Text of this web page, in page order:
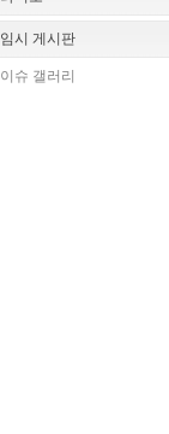
임시 게시판
이슈 갤러리